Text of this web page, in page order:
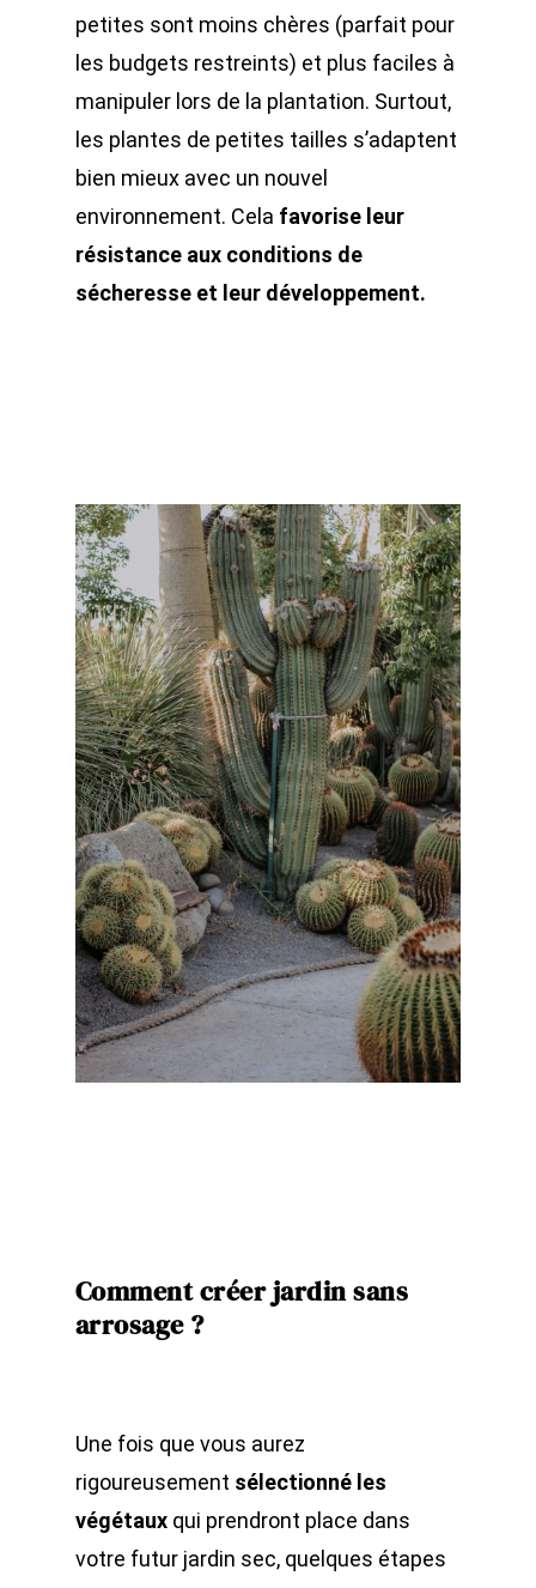
petites sont moins chères (parfait pour
les budgets restreints) et plus faciles à
manipuler lors de la plantation. Surtout,
les plantes de petites tailles s’adaptent
bien mieux avec un nouvel
environnement. Cela favorise leur
résistance aux conditions de
sécheresse et leur développement.
Comment créer jardin sans
arrosage ?
Une fois que vous aurez
rigoureusement sélectionné les
végétauxqui prendront place dans
votre futur jardin sec, quelques étapes